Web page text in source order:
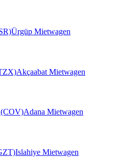
Ürgüp Mietwagen
Akçaabat Mietwagen
(COV)Adana Mietwagen
Islahiye Mietwagen